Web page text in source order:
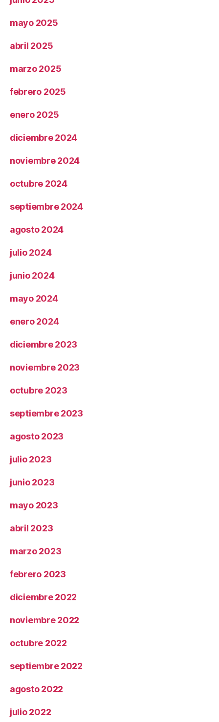
mayo 2025
abril 2025
marzo 2025
febrero 2025
enero 2025
diciembre 2024
noviembre 2024
octubre 2024
septiembre 2024
agosto 2024
julio 2024
junio 2024
mayo 2024
enero 2024
diciembre 2023
noviembre 2023
octubre 2023
septiembre 2023
agosto 2023
julio 2023
junio 2023
mayo 2023
abril 2023
marzo 2023
febrero 2023
diciembre 2022
noviembre 2022
octubre 2022
septiembre 2022
agosto 2022
julio 2022